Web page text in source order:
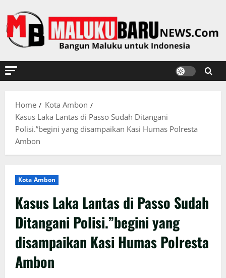
to
content
Home
Kota Ambon
Kasus Laka Lantas di Passo Sudah Ditangani
Polisi.”begini yang disampaikan Kasi Humas Polresta
Ambon
Kota Ambon
Kasus Laka Lantas di Passo Sudah
Ditangani Polisi.”begini yang
disampaikan Kasi Humas Polresta
Ambon